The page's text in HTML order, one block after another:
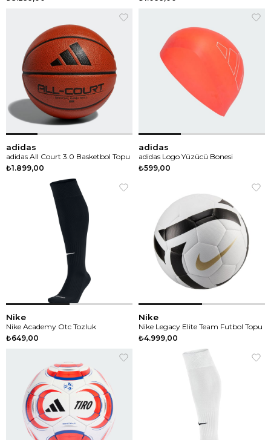
adidas
adidas All Court 3.0 Basketbol Topu
₺1.899,00
adidas
adidas Logo Yüzücü Bonesi
₺599,00
Nike
Nike Academy Otc Tozluk
₺649,00
Nike
Nike Legacy Elite Team Futbol Topu
₺4.999,00